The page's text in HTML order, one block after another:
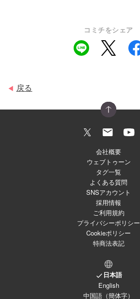
コミチをシェア
◀ 戻る
会社概要
ウェブトゥーン
タグ一覧
よくある質問
SNSアカウント
採用情報
ご利用規約
プライバシーポリシー
Cookieポリシー
特商法表記
日本語
English
中国語（簡体字）